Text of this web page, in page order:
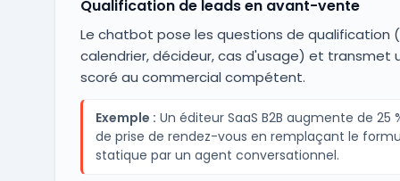
Qualification de leads en avant-vente
Le chatbot pose les questions de qualification
calendrier, décideur, cas d'usage) et transmet
scoré au commercial compétent.
Exemple : Un éditeur SaaS B2B augmente de 25
de prise de rendez-vous en remplaçant le
statique par un agent conversationnel.